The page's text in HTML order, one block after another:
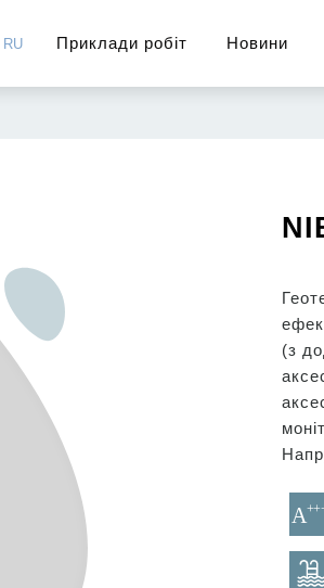
Приклади робіт Новини
RU
(з